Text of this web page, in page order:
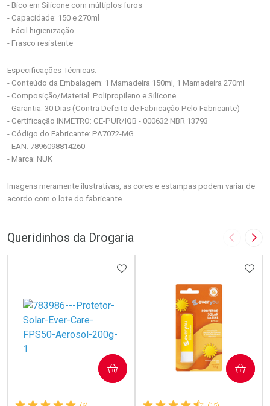
- Bico em Silicone com múltiplos furos
- Capacidade: 150 e 270ml
- Fácil higienização
- Frasco resistente
Especificações Técnicas:
- Conteúdo da Embalagem: 1 Mamadeira 150ml, 1 Mamadeira 270ml
- Composição/Material: Polipropileno e Silicone
- Garantia: 30 Dias (Contra Defeito de Fabricação Pelo Fabricante)
- Certificação INMETRO: CE-PUR/IQB - 000632 NBR 13793
- Código do Fabricante: PA7072-MG
- EAN: 7896098814260
- Marca: NUK
Imagens meramente ilustrativas, as cores e estampas podem variar de
acordo com o lote do fabricante.
Queridinhos da Drogaria Imagem
ADICIONAR AOS FAVORITOS
COMPRAR COMPRAR